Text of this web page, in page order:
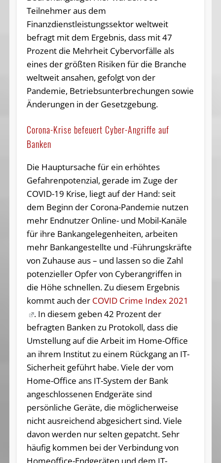
Teilnehmer aus dem
Finanzdienstleistungssektor weltweit
befragt mit dem Ergebnis, dass mit 47
Prozent die Mehrheit Cybervorfälle als
eines der größten Risiken für die Branche
weltweit ansahen, gefolgt von der
Pandemie, Betriebsunterbrechungen sowie
Änderungen in der Gesetzgebung.
Corona-Krise befeuert Cyber-Angriffe auf
Banken
Die Hauptursache für ein erhöhtes
Gefahrenpotenzial, gerade im Zuge der
COVID-19 Krise, liegt auf der Hand: seit
dem Beginn der Corona-Pandemie nutzen
mehr Endnutzer Online- und Mobil-Kanäle
für ihre Bankangelegenheiten, arbeiten
mehr Bankangestellte und -Führungskräfte
von Zuhause aus – und lassen so die Zahl
potenzieller Opfer von Cyberangriffen in
die Höhe schnellen. Zu diesem Ergebnis
kommt auch der COVID Crime Index 2021
. In diesem geben 42 Prozent der
befragten Banken zu Protokoll, dass die
Umstellung auf die Arbeit im Home-Office
an ihrem Institut zu einem Rückgang an IT-
Sicherheit geführt habe. Viele der vom
Home-Office ans IT-System der Bank
angeschlossenen Endgeräte sind
persönliche Geräte, die möglicherweise
nicht ausreichend abgesichert sind. Viele
davon werden nur selten gepatcht. Sehr
häufig kommen bei der Verbindung von
Homeoffice-Endgeräten und dem IT-